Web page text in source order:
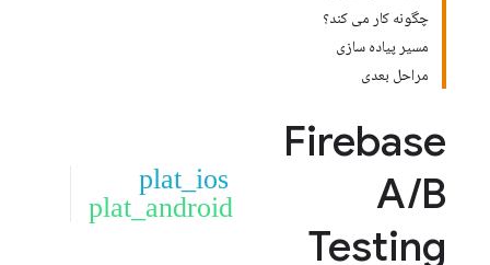
چگونه کار می کند؟
مسیر پیاده سازی
مراحل بعدی
Firebase
A/B
Testing
plat_ios
plat_android